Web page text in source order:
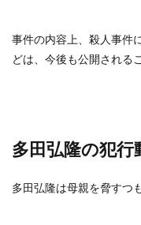
事件の内容上、殺人事件
どは、今後も公開される
多田弘隆の犯行
多田弘隆は母親を脅すつ